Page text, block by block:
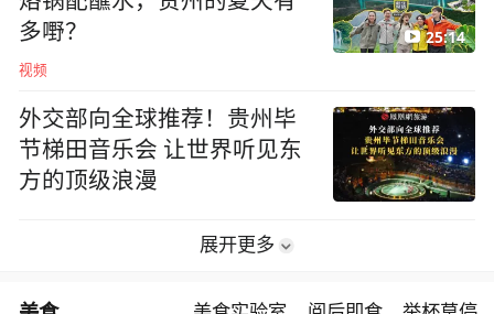
旅游
盛唐气象 古今同辉，东方美学与工业智造的交